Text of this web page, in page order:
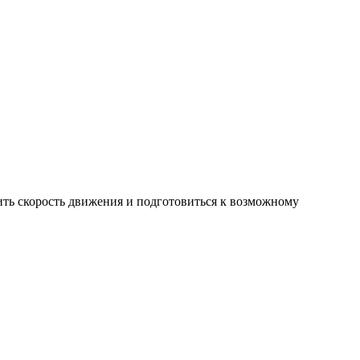
скорость движения и подготовиться к возможному